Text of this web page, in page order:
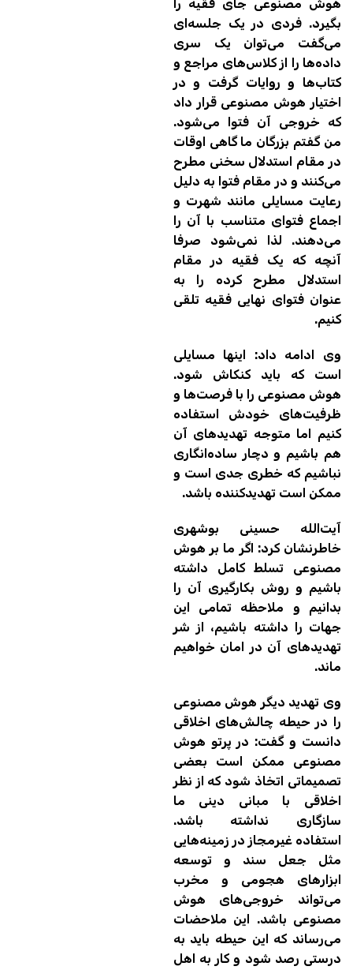
هوش مصنوعی جای فقیه را
بگیرد. فردی در یک جلسه‌ای
می‌گفت می‌توان یک سری
داده‌ها را از کلاس‌های مراجع و
کتاب‌ها و روایات گرفت و در
اختیار هوش مصنوعی قرار داد
که خروجی آن فتوا می‌شود.
من گفتم بزرگان ما گاهی اوقات
در مقام استدلال سخنی مطرح
می‌کنند و در مقام فتوا به دلیل
رعایت مسایلی مانند شهرت و
اجماع فتوای متناسب با آن را
می‌دهند. لذا نمی‌شود صرفا
آنچه که یک فقیه در مقام
استدلال مطرح کرده را به
عنوان فتوای نهایی فقیه تلقی
کنیم.
وی ادامه داد: اینها مسایلی
است که باید کنکاش شود.
هوش مصنوعی را با فرصت‌ها و
ظرفیت‌های خودش استفاده
کنیم اما متوجه تهدیدهای آن
هم باشیم و دچار ساده‌انگاری
نباشیم که خطری جدی است و
ممکن است تهدیدکننده باشد.
آیت‌الله حسینی بوشهری
خاطرنشان کرد: اگر ما بر هوش
مصنوعی تسلط کامل داشته
باشیم و روش بکارگیری آن را
بدانیم و ملاحظه تمامی این
جهات را داشته باشیم، از شر
تهدیدهای آن در امان خواهیم
ماند.
وی تهدید دیگر هوش مصنوعی
را در حیطه چالش‌های اخلاقی
دانست و گفت: در پرتو هوش
مصنوعی ممکن است بعضی
تصمیماتی اتخاذ شود که از نظر
اخلاقی با مبانی دینی ما
سازگاری نداشته باشد.
استفاده غیرمجاز در زمینه‌هایی
مثل جعل سند و توسعه
ابزارهای هجومی و مخرب
می‌تواند خروجی‌های هوش
مصنوعی باشد. این ملاحضات
می‌رساند که این حیطه باید به
درستی رصد شود و کار به اهل